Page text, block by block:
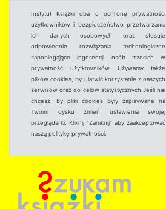
Instytut Książki dba o ochronę prywatności
użytkowników i bezpieczeństwo przetwarzania
ich danych osobowych oraz stosuje
odpowiednie rozwiązania technologiczne
zapobiegające ingerencji osób trzecich w
prywatność użytkowników. Używamy także
plików cookies, by ułatwić korzystanie z naszych
serwisów oraz do celów statystycznych.Jeśli nie
chcesz, by pliki cookies były zapisywane na
Twoim dysku zmień ustawienia swojej
przeglądarki. Kliknij "Zamknij" aby zaakceptować
naszą politykę prywatności.